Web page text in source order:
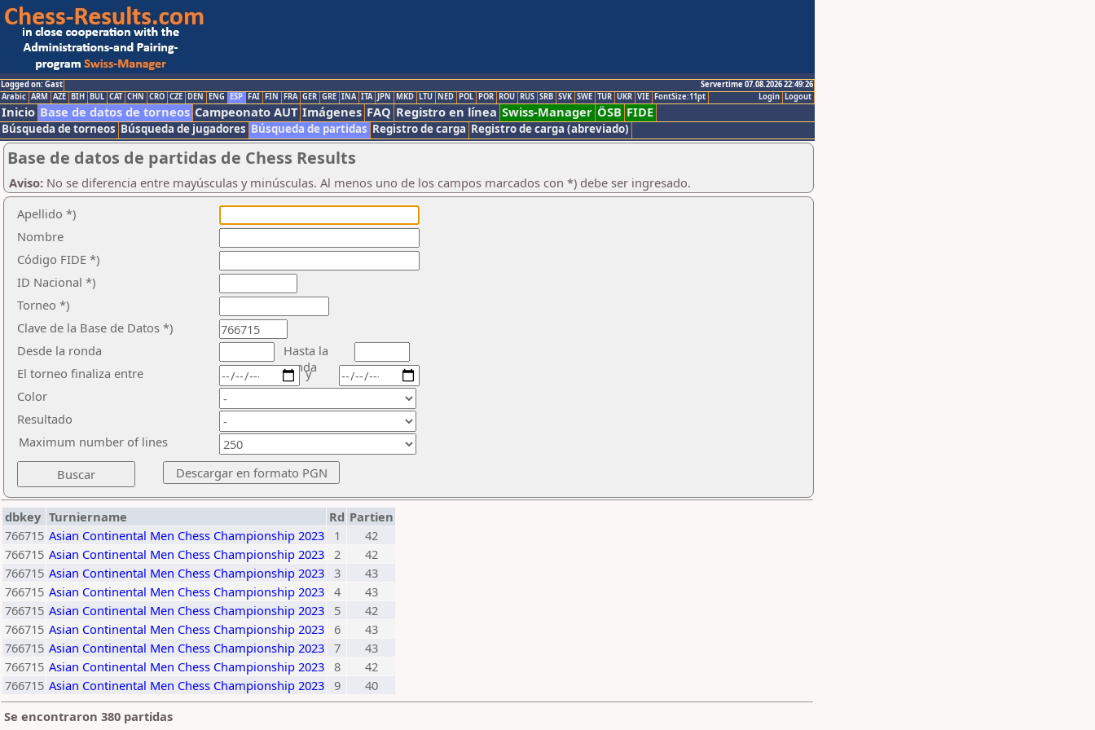
Logged on: Gast
Servertime 07.08.2026 22:49:26
Logout
Login
Arabic ARM AZE BIH BUL CAT CHN CRO CZE DEN ENG ESP FAI FIN FRA GER GRE INA ITA JPN MKD LTU NED POL POR ROU RUS SRB SVK SWE TUR UKR VIE FontSize:11pt
Inicio Base de datos de torneos Campeonato AUT Imágenes FAQ Registro en línea Swiss-Manager ÖSB FIDE
Búsqueda de torneos Búsqueda de jugadores Búsqueda de partidas Registro de carga Registro de carga (abreviado)
Base de datos de partidas de Chess Results
Aviso: No se diferencia entre mayúsculas y minúsculas. Al menos uno de los campos marcados con *) debe ser ingresado.
Apellido *)
Nombre
Código FIDE *)
ID Nacional *)
Torneo *)
Clave de la Base de Datos *)
Desde la ronda
Hasta la
ronda
El torneo finaliza entre
Color
Resultado
y
Maximum number of lines
dbkey Turniername Rd Partien
766715 Asian Continental Men Chess Championship 2023 1
42
766715 Asian Continental Men Chess Championship 2023 2
42
766715 Asian Continental Men Chess Championship 2023 3
43
766715 Asian Continental Men Chess Championship 2023 4
43
766715 Asian Continental Men Chess Championship 2023 5
42
766715 Asian Continental Men Chess Championship 2023 6
43
766715 Asian Continental Men Chess Championship 2023 7
43
766715 Asian Continental Men Chess Championship 2023 8
42
766715 Asian Continental Men Chess Championship 2023 9
40
Se encontraron 380 partidas